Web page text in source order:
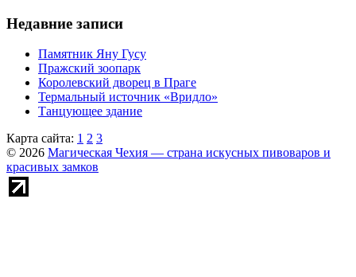
Недавние записи
Памятник Яну Гусу
Пражский зоопарк
Королевский дворец в Праге
Термальный источник «Вридло»
Танцующее здание
Карта сайта: 1 2 3
© 2026 Магическая Чехия — страна искусных пивоваров и
красивых замков